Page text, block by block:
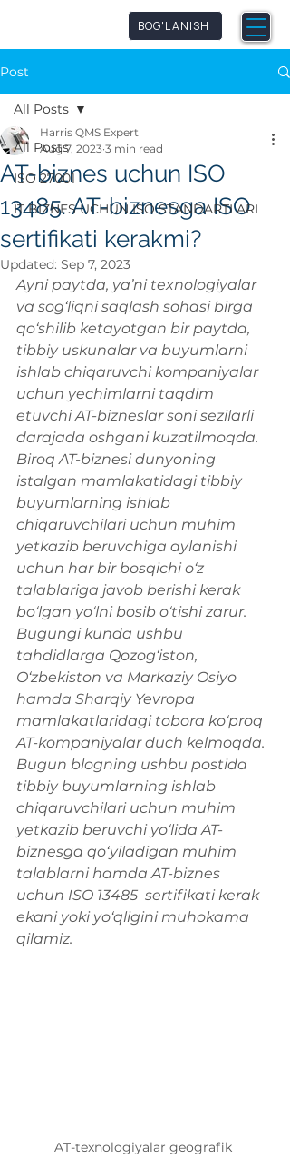
BOG'LANISH
Post
All Posts
ISO 27001
IT BIZNES UCHUN ISO STANDARTLARI
All Posts
AT-biznes uchun ISO
13485. AT-biznesga ISO
sertifikati kerakmi?
Harris QMS Expert
Aug 7, 2023 3 min read
Updated: Sep 7, 2023
Ayni paytda, ya’ni texnologiyalar
va sog‘liqni saqlash sohasi birga
qo‘shilib ketayotgan bir paytda,
tibbiy uskunalar va buyumlarni
ishlab chiqaruvchi kompaniyalar
uchun yechimlarni taqdim
etuvchi AT-bizneslar soni sezilarli
darajada oshgani kuzatilmoqda.
Biroq AT-biznesi dunyoning
istalgan mamlakatidagi tibbiy
buyumlarning ishlab
chiqaruvchilari uchun muhim
yetkazib beruvchiga aylanishi
uchun har bir bosqichi o‘z
talablariga javob berishi kerak
bo‘lgan yo‘lni bosib o‘tishi zarur.
Bugungi kunda ushbu
tahdidlarga Qozog‘iston,
O‘zbekiston va Markaziy Osiyo
hamda Sharqiy Yevropa
mamlakatlaridagi tobora ko‘proq
AT-kompaniyalar duch kelmoqda.
Bugun blogning ushbu postida
tibbiy buyumlarning ishlab
chiqaruvchilari uchun muhim
yetkazib beruvchi yo‘lida AT-
biznesga qo‘yiladigan muhim
talablarni hamda AT-biznes
uchun ISO 13485  sertifikati kerak
ekani yoki yo‘qligini muhokama
qilamiz.
AT-texnologiyalar geografik